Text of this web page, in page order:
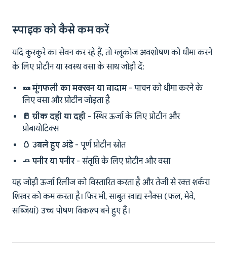
स्पाइक को कैसे कम करें
यदि कुरकुरे का सेवन कर रहे हैं, तो ग्लूकोज अवशोषण को धीमा करने
के लिए प्रोटीन या स्वस्थ वसा के साथ जोड़ी दें:
🥜 मूंगफली का मक्खन या बादाम- पाचन को धीमा करने के
लिए वसा और प्रोटीन जोड़ता है
🥛 ग्रीक दही या दही - स्थिर ऊर्जा के लिए प्रोटीन और
प्रोबायोटिक्स
🥚 उबले हुए अंडे- पूर्ण प्रोटीन स्रोत
🧈 पनीर या पनीर- संतृप्ति के लिए प्रोटीन और वसा
यह जोड़ी ऊर्जा रिलीज को विस्तारित करता है और तेजी से रक्त शर्करा
शिखर को कम करता है। फिर भी, साबुत खाद्य स्नैक्स (फल, मेवे,
सब्जियां) उच्च पोषण विकल्प बने हुए हैं।